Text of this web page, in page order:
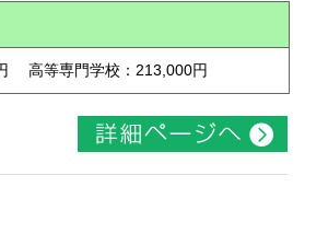
高等専門学校：213,000円